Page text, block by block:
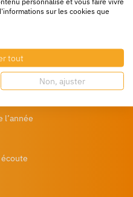
l’année
sur les cookies que
tout
Non, ajuster